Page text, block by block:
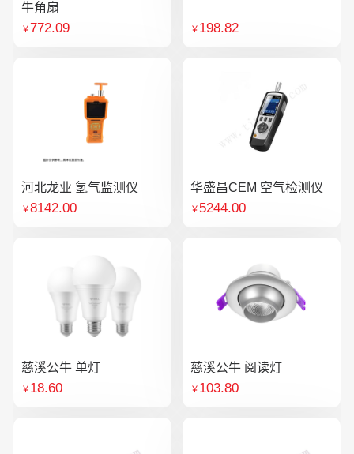
牛角扇
￥772.09 ￥ 198.82
河北龙业 氢气监测仪
￥8142.00
华盛昌CEM 空气检测仪
￥ 5244.00
慈溪公牛 单灯
￥ 18.60
慈溪公牛 阅读灯
￥ 103.80